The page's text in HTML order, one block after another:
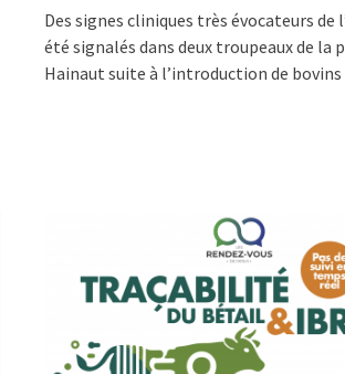
Des signes cliniques très évocateurs de
été signalés dans deux troupeaux de la
Hainaut suite à l’introduction de bovins